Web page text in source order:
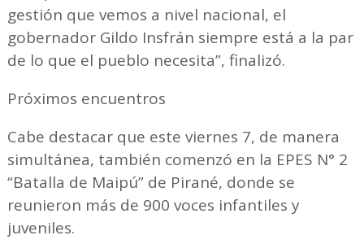
gestión que vemos a nivel nacional, el
gobernador Gildo Insfrán siempre está a la par
de lo que el pueblo necesita”, finalizó.
Próximos encuentros
Cabe destacar que este viernes 7, de manera
simultánea, también comenzó en la EPES N° 2
“Batalla de Maipú” de Pirané, donde se
reunieron más de 900 voces infantiles y
juveniles.